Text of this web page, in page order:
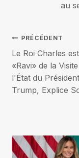
au
Navigation
de
l’article
PRÉCÉDENT
Le Roi Charles est
«Ravi» de la
l'État du Président
Trump, Explice